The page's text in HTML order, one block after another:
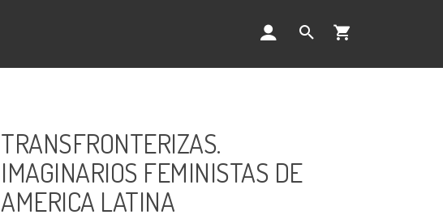
TRANSFRONTERIZAS.
IMAGINARIOS FEMINISTAS DE
AMERICA LATINA